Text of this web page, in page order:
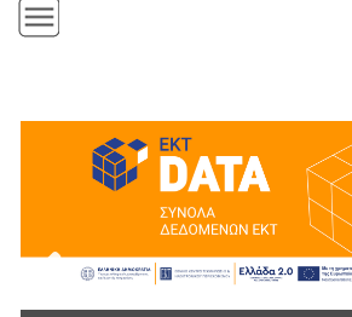
Εκδόσεις
Ενημέρωση
Previous